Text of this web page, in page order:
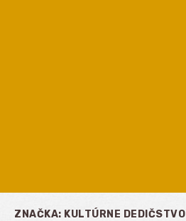
ZNAČKA: KULTÚRNE DEDIČSTVO